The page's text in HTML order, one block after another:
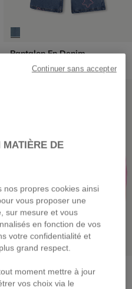
Pantalon En Denim
65,00 €
Cartable Fluo
69,00 €
MATIÈRE DE
nos propres cookies ainsi
vous proposer une
sur mesure et vous
en fonction de vos
votre confidentialité et
grand respect.
moment mettre à jour
vos choix via le
Continuer sans accepter